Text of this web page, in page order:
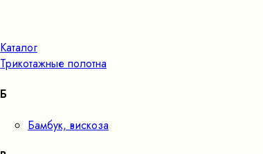
Каталог
Трикотажные полотна
Б
Бамбук, вискоза